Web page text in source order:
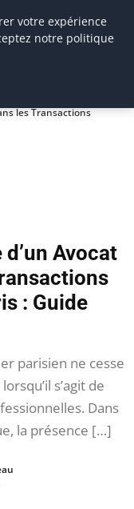
les Transactions
Avocat
: Guide
parisien ne cesse
s’agit de
Dans
la présence […]
votre expérience
notre politique